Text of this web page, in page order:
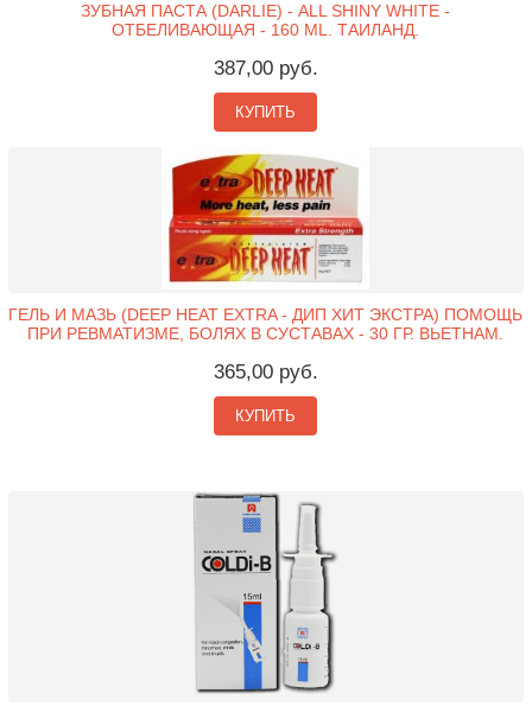
ЗУБНАЯ ПАСТА (DARLIE) - ALL SHINY WHITE -
ОТБЕЛИВАЮЩАЯ - 160 ML. ТАИЛАНД.
387,00 руб.
КУПИТЬ
ГЕЛЬ И МАЗЬ (DEEP HEAT EXTRA - ДИП ХИТ ЭКСТРА) ПОМОЩЬ
ПРИ РЕВМАТИЗМЕ, БОЛЯХ В СУСТАВАХ - 30 ГР. ВЬЕТНАМ.
365,00 руб.
КУПИТЬ